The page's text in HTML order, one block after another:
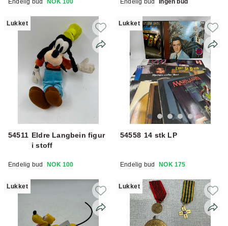
Lukket
54511 Eldre Langbein figur
i stoff
Endelig bud NOK 100
Lukket
54558 14 stk LP
Endelig bud NOK 175
Lukket Lukket